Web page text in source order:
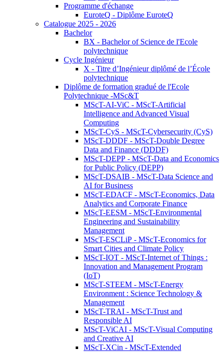
Programme d'échange
EuroteQ - Diplôme EuroteQ
Catalogue 2025 - 2026
Bachelor
BX - Bachelor of Science de l'Ecole
polytechnique
Cycle Ingénieur
X - Titre d’Ingénieur diplômé de l’École
polytechnique
Diplôme de formation gradué de l'Ecole
Polytechnique -MSc&T
MScT-AI-ViC - MScT-Artificial
Intelligence and Advanced Visual
Computing
MScT-CyS - MScT-Cybersecurity (CyS)
MScT-DDDF - MScT-Double Degree
Data and Finance (DDDF)
MScT-DEPP - MScT-Data and Economics
for Public Policy (DEPP)
MScT-DSAIB - MScT-Data Science and
AI for Business
MScT-EDACF - MScT-Economics, Data
Analytics and Corporate Finance
MScT-EESM - MScT-Environmental
Engineering and Sustainability
Management
MScT-ESCLiP - MScT-Economics for
Smart Cities and Climate Policy
MScT-IOT - MScT-Internet of Things :
Innovation and Management Program
(IoT)
MScT-STEEM - MScT-Energy
Environment : Science Technology &
Management
MScT-TRAI - MScT-Trust and
Responsible AI
MScT-ViCAI - MScT-Visual Computing
and Creative AI
MScT-XCin - MScT-Extended